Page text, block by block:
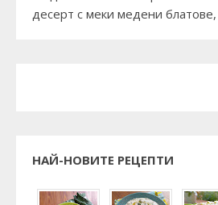
десерт с меки медени
НАЙ-НОВИТЕ РЕЦЕПТИ